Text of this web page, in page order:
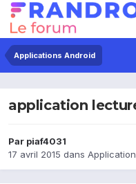
Applications Android
application
Par piaf4031
17 avril 2015 dans